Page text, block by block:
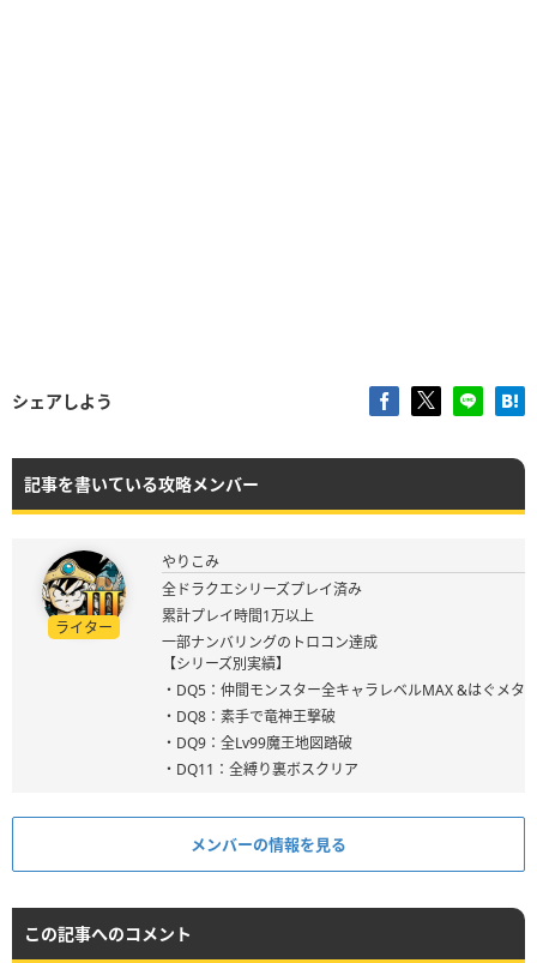
シェアしよう
記事を書いている攻略メンバー
ライター
やりこみ
全ドラクエシリーズプレイ済み
累計プレイ時間1万以上
一部ナンバリングのトロコン達成
【シリーズ別実績】
・DQ5：仲間モンスター全キャラレベルMAX &はぐメタ
・DQ8：素手で竜神王撃破
・DQ9：全Lv99魔王地図踏破
・DQ11：全縛り裏ボスクリア
メンバーの情報を見る
この記事へのコメント